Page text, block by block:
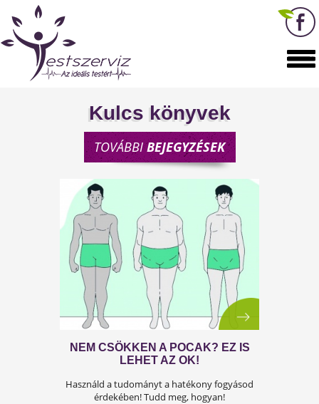
Kulcs könyvek
TOVÁBBIBEJEGYZÉSEK